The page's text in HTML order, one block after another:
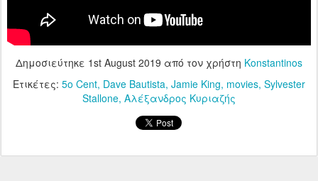
Δημοσιεύτηκε 1st August 2019 από τον χρήστη Konstantinos
Ετικέτες: 5o Cent Dave Bautista Jamie King movies Sylvester
Stallone Αλέξανδρος Κυριαζής